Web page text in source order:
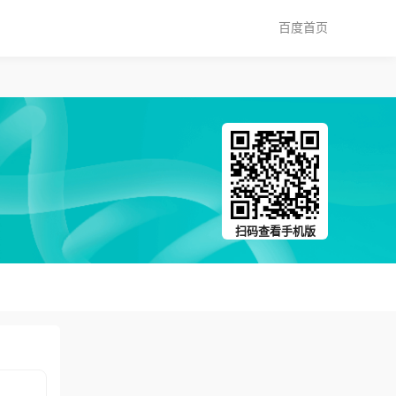
百度首页
扫码查看手机版